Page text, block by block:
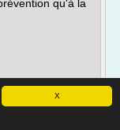
X
qu'à la
? –